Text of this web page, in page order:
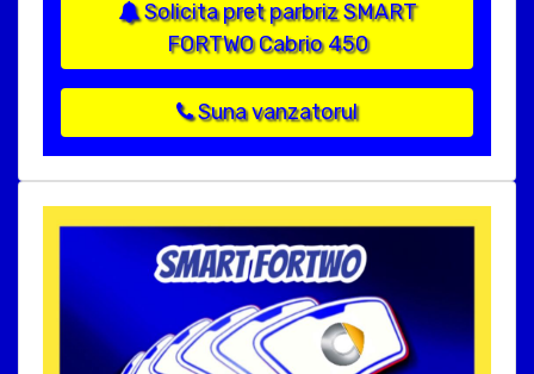
Solicita pret parbriz SMART
FORTWO Cabrio 450
Suna vanzatorul